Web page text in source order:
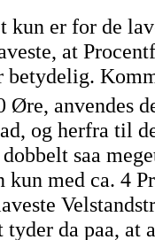
kun er for de
at
betydelig.
Øre, anvendes
og herfra til
saa
med ca. 4
da paa, at